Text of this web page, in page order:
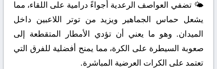
🌤️ تضفي العواصف الرعدية أجواءً درامية على اللقاء، مما
يشعل حماس الجماهير ويزيد من توتر اللاعبين داخل
الميدان. وهو ما يعني أن تؤدي الأمطار المتقطعة إلى
صعوبة السيطرة على الكرة، مما يمنح أفضلية للفرق التي
تعتمد على الكرات العرضية المباشرة.